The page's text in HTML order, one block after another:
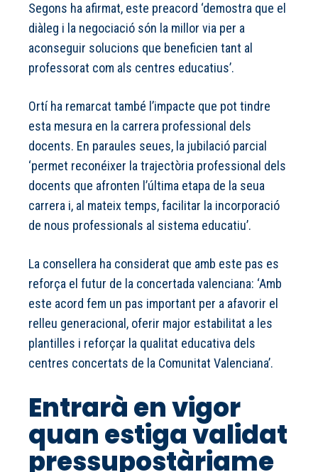
Segons ha afirmat, este preacord ‘demostra que el
diàleg i la negociació són la millor via per a
aconseguir solucions que beneficien tant al
professorat com als centres educatius’.
Ortí ha remarcat també l’impacte que pot tindre
esta mesura en la carrera professional dels
docents. En paraules seues, la jubilació parcial
‘permet reconéixer la trajectòria professional dels
docents que afronten l’última etapa de la seua
carrera i, al mateix temps, facilitar la incorporació
de nous professionals al sistema educatiu’.
La consellera ha considerat que amb este pas es
reforça el futur de la concertada valenciana: ‘Amb
este acord fem un pas important per a afavorir el
relleu generacional, oferir major estabilitat a les
plantilles i reforçar la qualitat educativa dels
centres concertats de la Comunitat Valenciana’.
Entrarà en vigor
quan estiga validat
pressupostàriame